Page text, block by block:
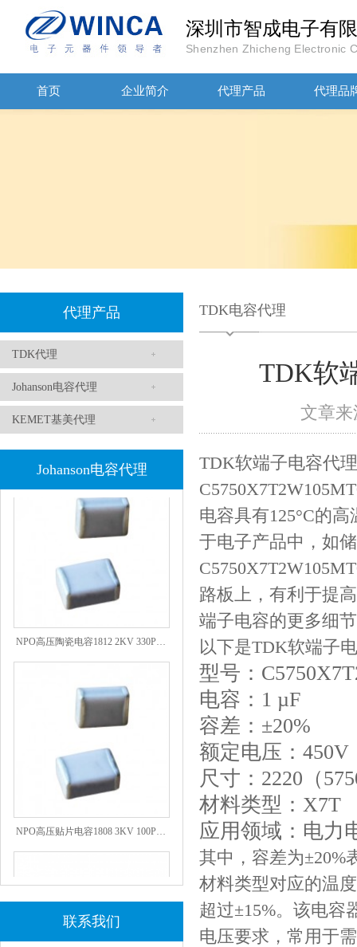
深圳市智成电子有
Shenzhen Zhicheng Electronic
首页 企业简介 代理产品 代理品
代理产品
TDK代理
Johanson电容代理
KEMET基美代理
Johanson电容代理
联系我们
TDK电容代理
TDK软
文章
TDK软端子电容代
电容具有125°C的
于电子产品中，如
路板上，有利于提
端子电容的更多细
以下是TDK软端子
型号：
电容：1 µF
容差：±20%
额定电压：450V
尺寸：2220（
材料类型：X7T
应用领域：电力
其中，容差为±20%
材料类型对应的温
超过±15%。该电容
电压要求，常用于